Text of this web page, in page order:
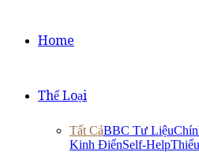
Home
Thể Loại
Tất CảBBC Tư Liệu
Kinh ĐiểnSelf-Help